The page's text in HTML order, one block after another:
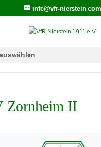
info@vfr-nierstein.com
Zornheim II